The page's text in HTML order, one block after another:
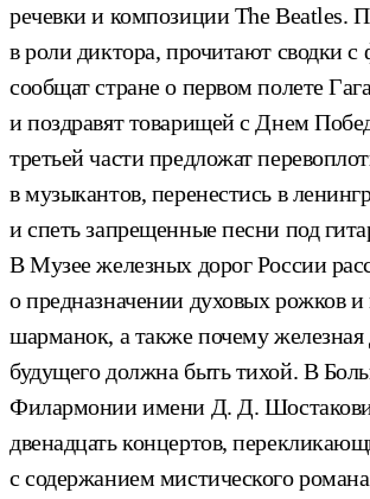
речевки и композиции The Beatles.
в роли диктора, прочитают сводки с
сообщат стране о первом полете
и поздравят товарищей с Днем
третьей части предложат
в музыкантов, перенестись в
и спеть запрещенные песни под
В Музее железных дорог России
о предназначении духовых рожков
шарманок, а также почему железная
будущего должна быть тихой. В
Филармонии имени Д. Д.
двенадцать концертов,
с содержанием мистического